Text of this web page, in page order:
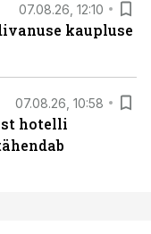
07.08.26, 12:10
kaupluse
07.08.26, 10:58
hotelli